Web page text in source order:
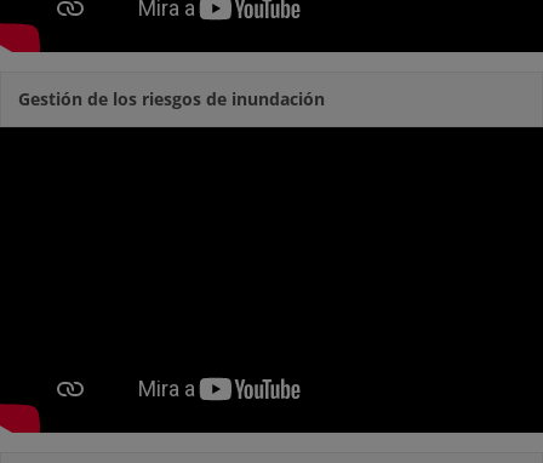
Gestión de los riesgos de inundación